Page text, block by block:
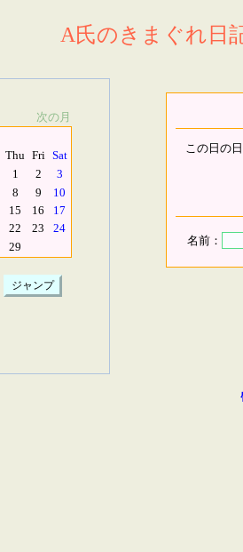
A氏のきまぐれ日
次の月
Thu Fri Sat
1
2
3
8 9
10
15 16
17
22 23
24
29
この日の
名前：